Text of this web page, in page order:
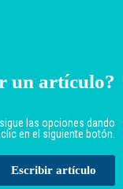
un artículo?
las opciones dando
clic en el siguiente botón.
Escribir artículo